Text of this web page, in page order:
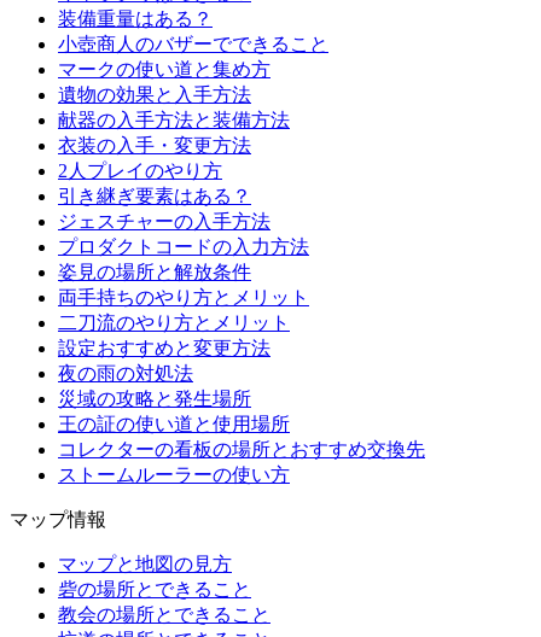
装備重量はある？
小壺商人のバザーでできること
マークの使い道と集め方
遺物の効果と入手方法
献器の入手方法と装備方法
衣装の入手・変更方法
2人プレイのやり方
引き継ぎ要素はある？
ジェスチャーの入手方法
プロダクトコードの入力方法
姿見の場所と解放条件
両手持ちのやり方とメリット
二刀流のやり方とメリット
設定おすすめと変更方法
夜の雨の対処法
災域の攻略と発生場所
王の証の使い道と使用場所
コレクターの看板の場所とおすすめ交換先
ストームルーラーの使い方
マップ情報
マップと地図の見方
砦の場所とできること
教会の場所とできること